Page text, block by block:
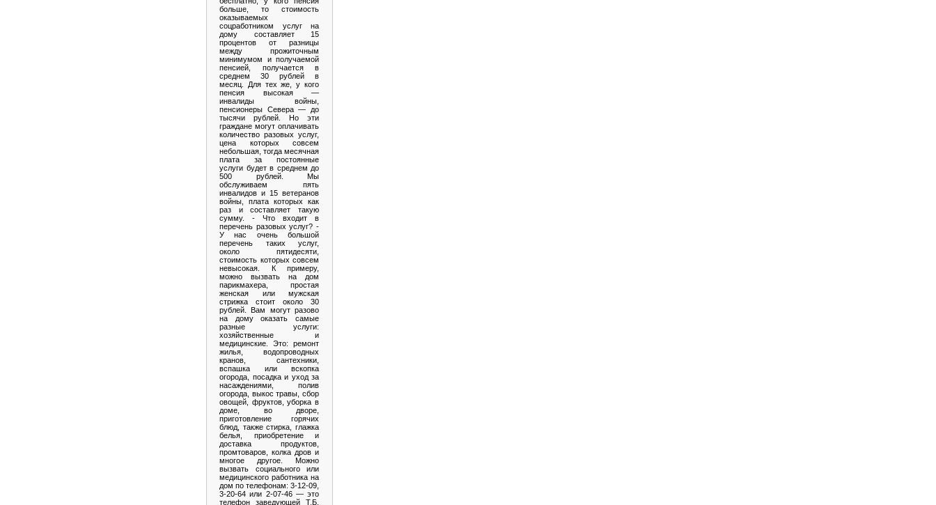
больше, то стоимость
оказываемых
соцработником услуг на
дому составляет 15
процентов от разницы
между прожиточным
минимумом и получаемой
пенсией, получается в
среднем 30 рублей в
месяц. Для тех же, у кого
пенсия высокая —
инвалиды войны,
пенсионеры Севера — до
тысячи рублей. Но эти
граждане могут оплачивать
количество разовых услуг,
цена которых совсем
небольшая, тогда месячная
плата за постоянные
услуги будет в среднем до
500 рублей. Мы
обслуживаем пять
инвалидов и 15 ветеранов
войны, плата которых как
раз и составляет такую
сумму. - Что входит в
перечень разовых услуг? -
У нас очень большой
перечень таких услуг,
около пятидесяти,
стоимость которых совсем
невысокая. К примеру,
можно вызвать на дом
парикмахера, простая
женская или мужская
стрижка стоит около 30
рублей. Вам могут разово
на дому оказать самые
разные услуги:
хозяйственные и
медицинские. Это: ремонт
жилья, водопроводных
кранов, сантехники,
вспашка или вскопка
огорода, посадка и уход за
насаждениями, полив
огорода, выкос травы, сбор
овощей, фруктов, уборка в
доме, во дворе,
приготовление горячих
блюд, также стирка, глажка
белья, приобретение и
доставка продуктов,
промтоваров, колка дров и
многое другое. Можно
вызвать социального или
медицинского работника на
дом по телефонам: 3-12-09,
3-20-64 или 2-07-46 — это
телефон заведующей Т.Б.